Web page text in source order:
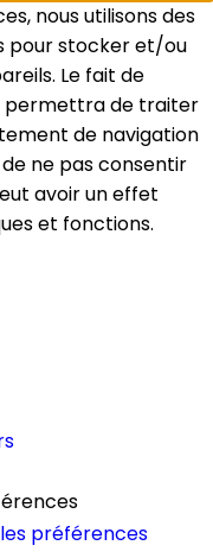
nous utilisons des
pour stocker et/ou
Le fait de
permettra de traiter
de navigation
de ne pas consentir
avoir un effet
et fonctions.
préférences